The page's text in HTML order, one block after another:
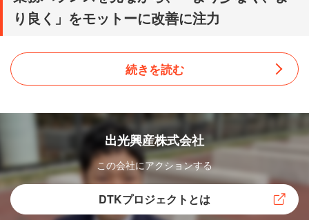
り良く」をモットーに改善に注力
出光興産の九州支店は、出光の燃料油や潤滑油を取り扱う
特約販売店（特販店）とサービスステーション（SS）、
トワーク強化に向け、販売施策の推進や、重要なパートナ
ーである特販店の経営強化も担っています。
満尾が所属する販売企画課では、地域に密着した目線を持
ったうえで、本社から打ち出された方針を軸として特販店
担当の営業スタッフにどのように動いてもらうかを企画・
続きを読む
出光興産株式会社
この会社にアクションする
DTKプロジェクトとは